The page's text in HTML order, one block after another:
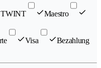
TWINT Maestro
Visa
Bezahlung